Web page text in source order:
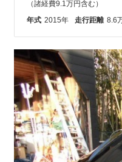
（諸経費9.1万円含む）
年式 2015年 走行距離 8.6